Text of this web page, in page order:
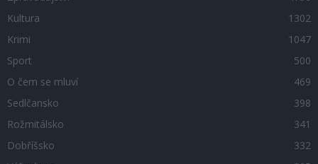
Kultura
1302
Krimi
1047
Sport
500
O čem se mluví
469
Sedlčansko
398
Rožmitálsko
341
Dobříšsko
332